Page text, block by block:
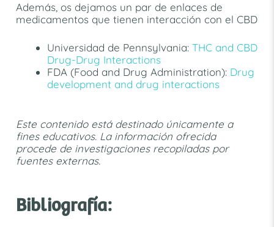
Además, os dejamos un par de enlaces de
medicamentos que tienen interacción con el CBD
Universidad de Pennsylvania: THC and CBD
Drug-Drug Interactions
FDA (Food and Drug Administration): Drug
development and drug interactions
Este contenido está destinado únicamente a
fines educativos. La información ofrecida
procede de investigaciones recopiladas por
fuentes externas.
Bibliografía: